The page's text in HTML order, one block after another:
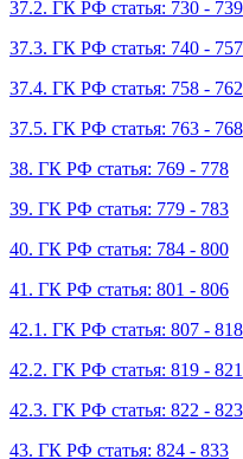
37.2. ГК РФ статья: 730 - 739
37.3. ГК РФ статья: 740 - 757
37.4. ГК РФ статья: 758 - 762
37.5. ГК РФ статья: 763 - 768
38. ГК РФ статья: 769 - 778
39. ГК РФ статья: 779 - 783
40. ГК РФ статья: 784 - 800
41. ГК РФ статья: 801 - 806
42.1. ГК РФ статья: 807 - 818
42.2. ГК РФ статья: 819 - 821
42.3. ГК РФ статья: 822 - 823
43. ГК РФ статья: 824 - 833